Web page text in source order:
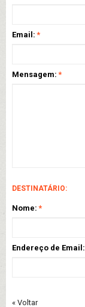
*
Email:
*
Mensagem:
DESTINATÁRIO:
*
Nome:
Endereço de Email:
« Voltar